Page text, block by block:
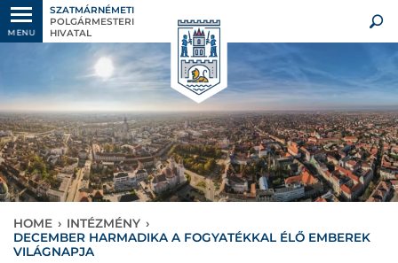
MENU
SZATMÁRNÉMETI
POLGÁRMESTERI
HIVATAL
HOME › INTÉZMÉNY ›
DECEMBER HARMADIKA A FOGYATÉKKAL ÉLŐ EMBEREK
VILÁGNAPJA